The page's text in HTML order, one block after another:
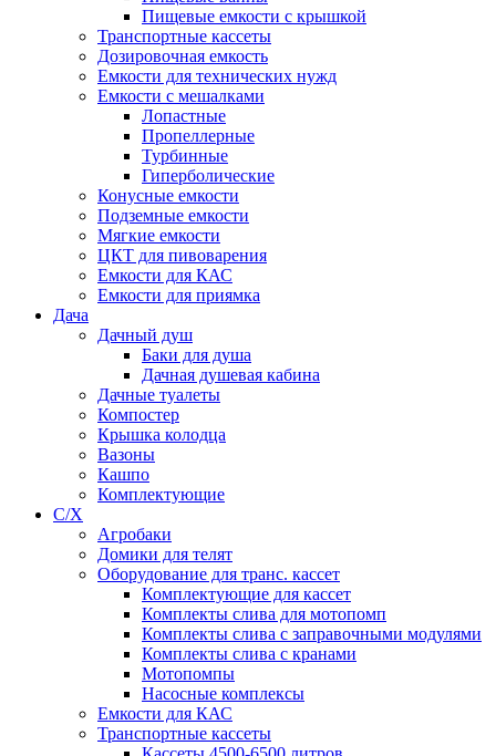
Пищевые емкости с крышкой
Транспортные кассеты
Дозировочная емкость
Емкости для технических нужд
Емкости с мешалками
Лопастные
Пропеллерные
Турбинные
Гиперболические
Конусные емкости
Подземные емкости
Мягкие емкости
ЦКТ для пивоварения
Емкости для КАС
Емкости для приямка
Дача
Дачный душ
Баки для душа
Дачная душевая кабина
Дачные туалеты
Компостер
Крышка колодца
Вазоны
Кашпо
Комплектующие
С/Х
Агробаки
Домики для телят
Оборудование для транс. кассет
Комплектующие для кассет
Комплекты слива для мотопомп
Комплекты слива с заправочными модулями
Комплекты слива с кранами
Мотопомпы
Насосные комплексы
Емкости для КАС
Транспортные кассеты